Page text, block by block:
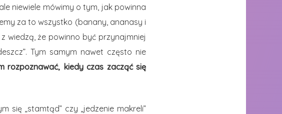
niewiele mówimy o tym, jak powinna
za to wszystko (banany, ananasy i
wiedzą, że powinno być przynajmniej
Tym samym nawet często nie
rozpoznawać, kiedy czas zacząć się
się „stamtąd” czy „jedzenie makreli”